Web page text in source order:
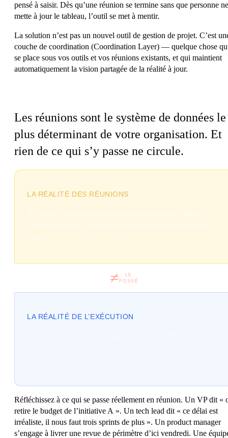
pensé à saisir. Dès qu’une réunion se termine sans que personne ne
mette à jour le tableau, l’outil se met à mentir.
La solution n’est pas un nouvel outil de gestion de projet. C’est
couche de coordination (Coordination Layer) — quelque chose
se place sous vos outils et vos réunions existants, et qui maintient
automatiquement la vision partagée de la réalité à jour.
Les réunions sont le système de données le
plus déterminant de votre organisation. Et
rien de ce qui s’y passe ne circule.
LA RÉALITÉ DES RÉUNIONS
≠
LE
FOSSÉ
LA RÉALITÉ DE L’EXÉCUTION
Réfléchissez à ce qui se passe réellement en réunion. Un VP dit «
retire le budget de l’initiative A ». Un tech lead dit « ce délai est
irréaliste, il nous faut trois sprints de plus ». Un product manager
s’engage à livrer une revue de périmètre d’ici vendredi. Une